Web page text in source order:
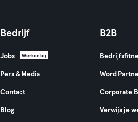
Bedrijf
Jobs Werken bij
Pers & Media
Contact
Blog
B2B
Word
Corporate
Verwijs je